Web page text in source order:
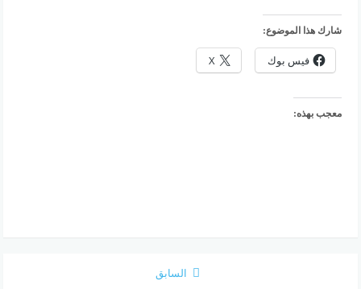
شارك هذا الموضوع:
فيس بوك X
معجب بهذه:
السابق